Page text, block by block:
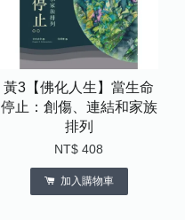
黃3【佛化人生】當生命
停止：創傷、連結和家族
排列
NT$ 408
加入購物車